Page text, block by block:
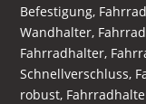
Befestigung,
Wandhalter,
Fahrradhalter,
Schnellverschluss,
robust,